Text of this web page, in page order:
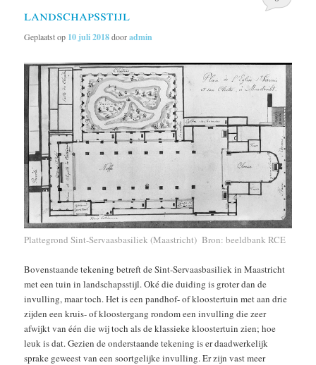
landschapsstijl
Geplaatst op 10 juli 2018dooradmin
Plattegrond Sint-Servaasbasiliek (Maastricht) Bron: beeldbank RCE
Bovenstaande tekening betreft de Sint-Servaasbasiliek in Maastricht
met een tuin in landschapsstijl. Oké die duiding is groter dan de
invulling, maar toch. Het is een pandhof- of kloostertuin met aan drie
zijden een kruis- of kloostergang rondom een invulling die zeer
afwijkt van één die wij toch als de klassieke kloostertuin zien; hoe
leuk is dat. Gezien de onderstaande tekening is er daadwerkelijk
sprake geweest van een soortgelijke invulling. Er zijn vast meer